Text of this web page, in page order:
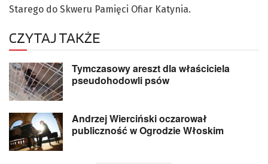
Starego do Skweru Pamięci Ofiar Katynia.
CZYTAJ TAKŻE
Tymczasowy areszt dla właściciela
pseudohodowli psów
Andrzej Wierciński oczarował
publiczność w Ogrodzie Włoskim